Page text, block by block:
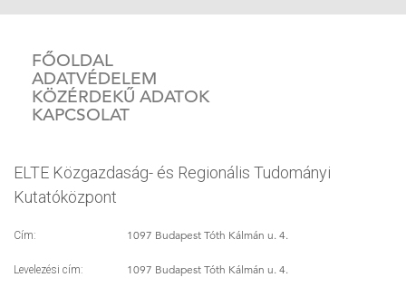
FŐOLDAL
ADATVÉDELEM
KÖZÉRDEKŰ ADATOK
KAPCSOLAT
ELTE Közgazdaság- és Regionális Tudományi
Kutatóközpont
Cím: 1097 Budapest Tóth Kálmán u. 4.
Levelezési cím: 1097 Budapest Tóth Kálmán u. 4.